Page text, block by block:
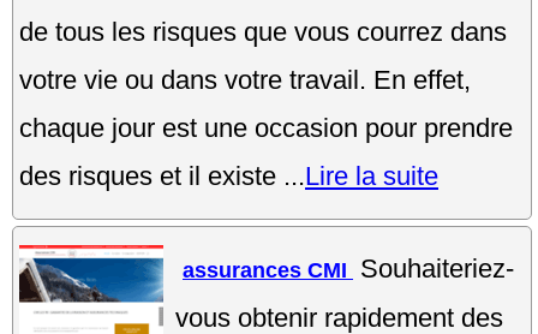
de tous les risques que vous courrez dans
votre vie ou dans votre travail. En effet,
chaque jour est une occasion pour prendre
des risques et il existe ...Lire la suite
assurances CMI
Souhaiteriez-
vous obtenir rapidement des